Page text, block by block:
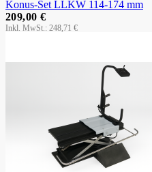
Konus-Set LLKW 114-174 mm
248,71 €
209,00 €